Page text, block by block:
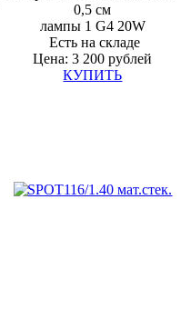
0,5 см
лампы 1 G4 20W
Есть на складе
Цена: 3 200 рублей
КУПИТЬ